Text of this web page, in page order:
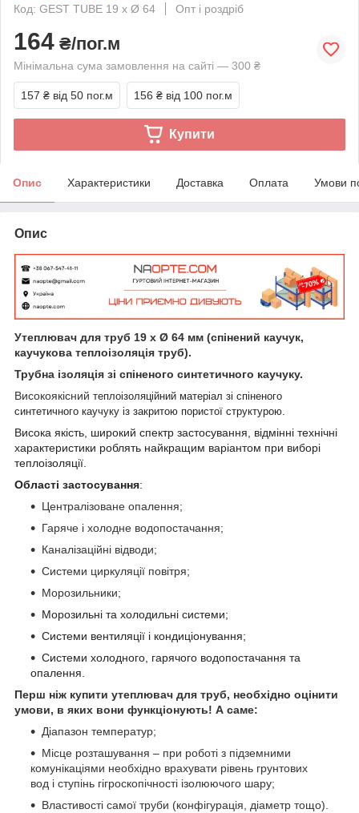
Код: GEST TUBE 19 х Ø 64
Опт і роздріб
164 ₴/пог.м
Мінімальна сума замовлення на сайті — 300 ₴
157 ₴ від 50 пог.м 156 ₴ від 100 пог.м
Купити
Опис Характеристики Доставка Оплата Умови
Опис
Утеплювач для труб 19 х Ø 64 мм (спінений каучук,
каучукова теплоізоляція труб).
Трубна ізоляція зі спіненого синтетичного каучуку.
Високоякісний теплоізоляційний матеріал зі спіненого
синтетичного каучуку із закритою пористої структурою.
Висока якість, широкий спектр застосування, відмінні технічні
характеристики роблять найкращим варіантом при виборі
теплоізоляції.
Області застосування:
Централізоване опалення;
Гаряче і холодне водопостачання;
Каналізаційні відводи;
Системи циркуляції повітря;
Морозильники;
Морозильні та холодильні системи;
Системи вентиляції і кондиціонування;
Системи холодного, гарячого водопостачання та
опалення.
Перш ніж купити утеплювач для труб, необхідно оцінити
умови, в яких вони функціонують! А саме:
Діапазон температур;
Місце розташування – при роботі з підземними
комунікаціями необхідно врахувати рівень грунтових
вод і ступінь гігроскопічності ізолюючого шару;
Властивості самої труби (конфігурація, діаметр тощо).